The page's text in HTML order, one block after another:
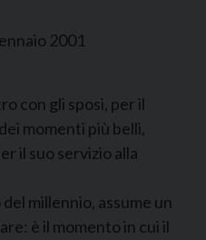
2001
con gli sposi, per il
momenti più belli,
il suo servizio alla
millennio, assume un
è il momento in cui il